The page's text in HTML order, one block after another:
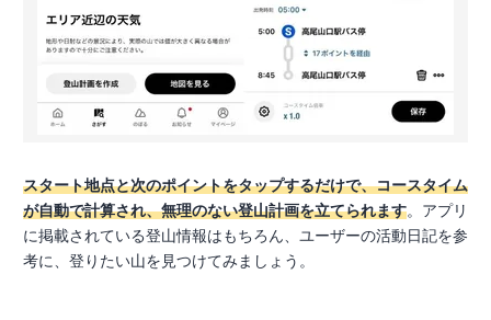
スタート地点と次のポイントをタップするだけで、コースタイム
が自動で計算され、無理のない登山計画を立てられます。アプリ
に掲載されている登山情報はもちろん、ユーザーの活動日記を参
考に、登りたい山を見つけてみましょう。